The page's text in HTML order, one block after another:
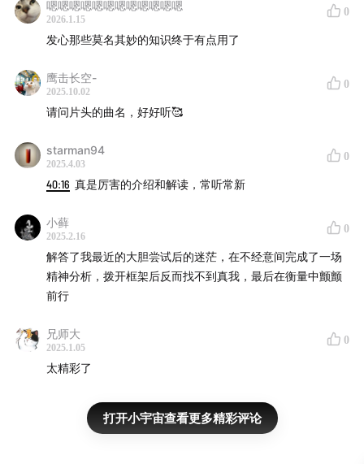
嗯嗯嗯嗯嗯嗯嗯嗯嗯嗯嗯嗯
2026.1.15
0
发心那些莫名其妙的知识终于有点用了
鹰击长空-
2025.10.02
0
请问片头的曲名，好好听🥰
starman94
2025.4.03
0
40:16 真是厉害的介绍和解读，常听常新
小藓
2025.2.16
0
解答了我最近的大胆尝试后的迷茫，在不经意间完成了一场
精神分析，拨开框架后反而找不到真我，最后在衡量中颤颤
前行
兄师大
2025.1.05
0
太精彩了
打开小宇宙查看更多精彩评论